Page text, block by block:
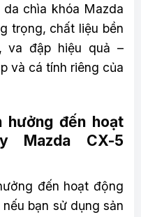
chìa khóa Mazda
trọng, chất liệu bền
va đập hiệu quả –
và cá tính riêng của
hưởng đến hoạt
Mazda CX-5
đến hoạt động
bạn sử dụng sản